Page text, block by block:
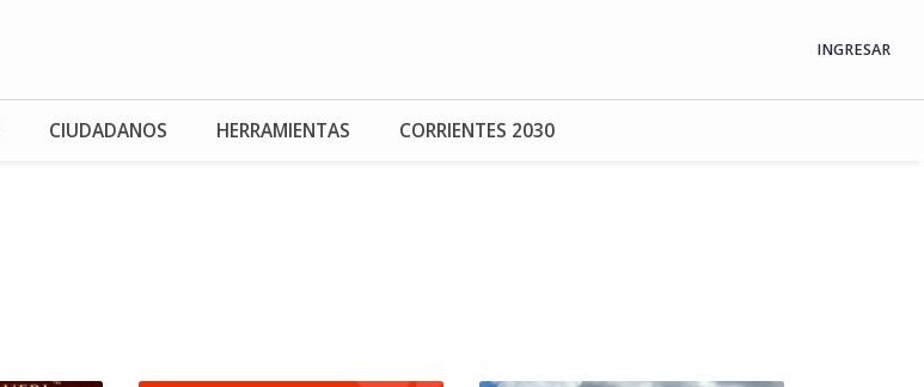
INGRESAR
CIUDADANOS HERRAMIENTAS CORRIENTES 2030